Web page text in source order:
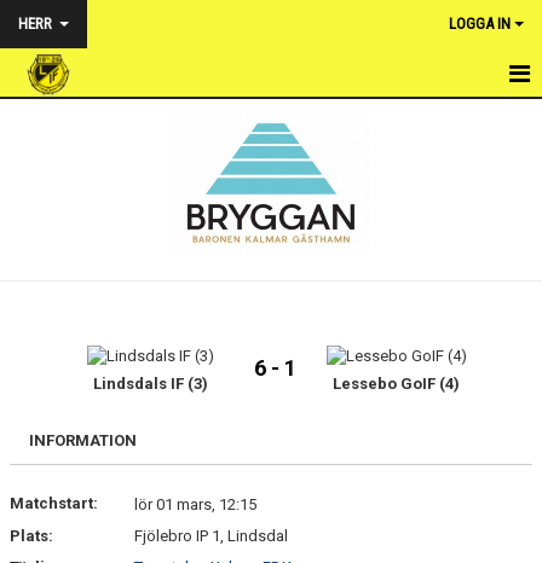
HERR LOGGA IN
BILDGALLERI
DOKUMENT
Lindsdals IF (3)
6 - 1
Lessebo GoIF (4)
INFORMATION
Matchstart:
lör 01 mars, 12:15
Plats:
Fjölebro IP 1, Lindsdal